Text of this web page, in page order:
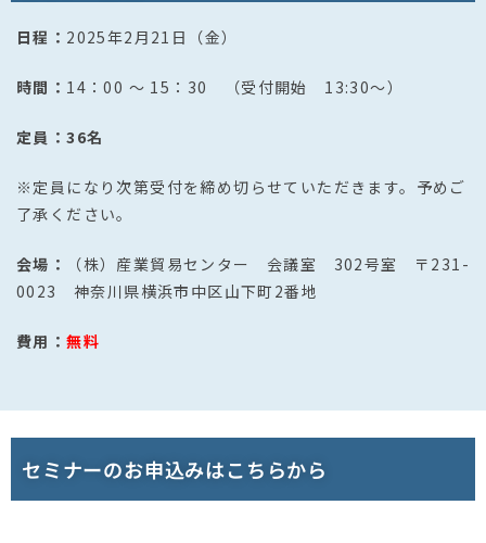
日程： 2025年2月21日（金）
時間： 14：00 ～ 15：30 （受付開始 13:30～）
定員：36名
※定員になり次第受付を締め切らせていただきます。予めご
了承ください。
会場：
（株）産業貿易センター 会議室 302号室 〒231-
0023 神奈川県横浜市中区山下町2番地
費用：無料
セミナーのお申込みはこちらから